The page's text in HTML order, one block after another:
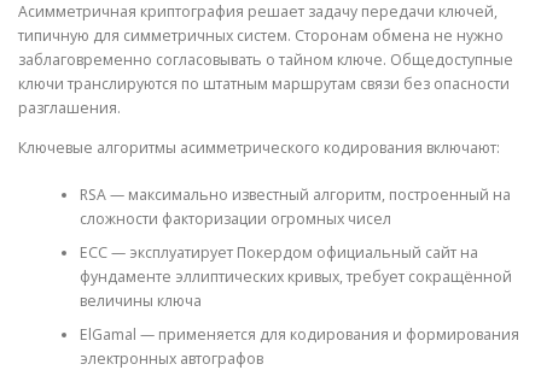
Асимметричная криптография решает задачу передачи ключей,
типичную для симметричных систем. Сторонам обмена не нужно
заблаговременно согласовывать о тайном ключе. Общедоступные
ключи транслируются по штатным маршрутам связи без опасности
разглашения.
Ключевые алгоритмы асимметрического кодирования включают:
RSA — максимально известный алгоритм, построенный на
сложности факторизации огромных чисел
ECC — эксплуатирует Покердом официальный сайт на
фундаменте эллиптических кривых, требует сокращённой
величины ключа
ElGamal — применяется для кодирования и формирования
электронных автографов